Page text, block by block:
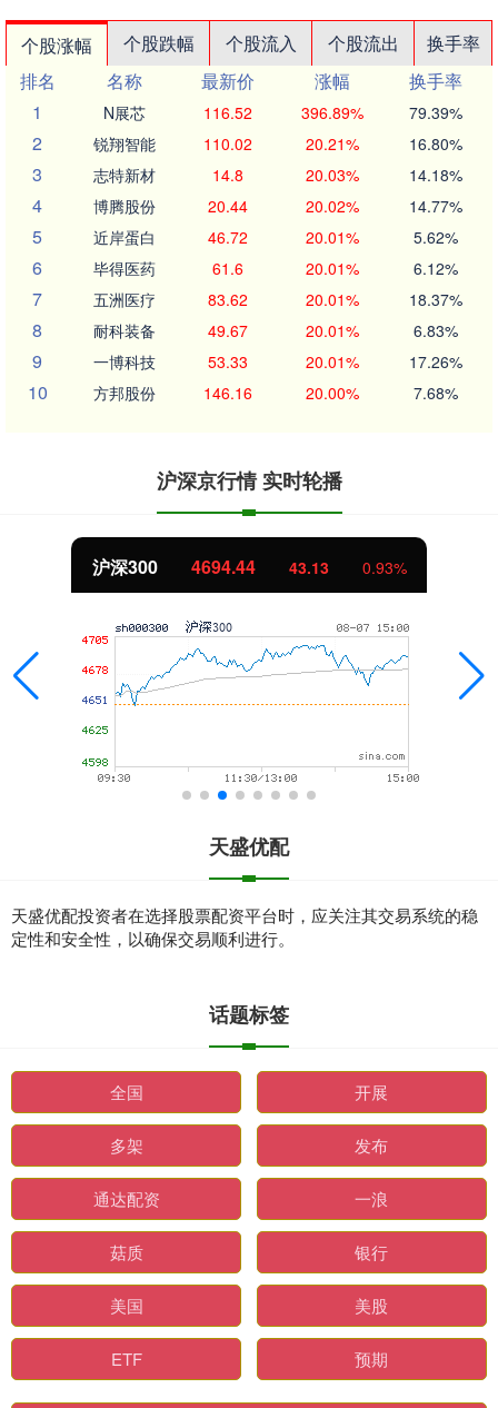
个股涨幅 个股跌幅 个股流入 个股流出
换手率
排名
名称 最新价 涨幅
换手率
1
N展芯 116.52 396.89% 79.39%
2 锐翔智能 110.02 20.21% 16.80%
3 志特新材 14.8 20.03% 14.18%
4 博腾股份 20.44 20.02% 14.77%
5 近岸蛋白 46.72 20.01% 5.62%
6 毕得医药 61.6 20.01% 6.12%
7 五洲医疗 83.62 20.01% 18.37%
8 耐科装备 49.67 20.01% 6.83%
9 一博科技 53.33 20.01% 17.26%
10 方邦股份 146.16 20.00% 7.68%
沪深京行情 实时轮播
沪深300 4694.44 43.13 0.93%
天盛优配
天盛优配投资者在选择股票配资平台时，应关注其交易系统的稳
定性和安全性，以确保交易顺利进行。
话题标签
全国 开展
多架 发布
通达配资 一浪
菇质 银行
美国 美股
ETF 预期